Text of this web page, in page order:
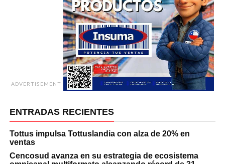
ADVERTISEMENT
ENTRADAS RECIENTES
Tottus impulsa Tottuslandia con alza de 20% en
ventas
Cencosud avanza en su estrategia de ecosistema